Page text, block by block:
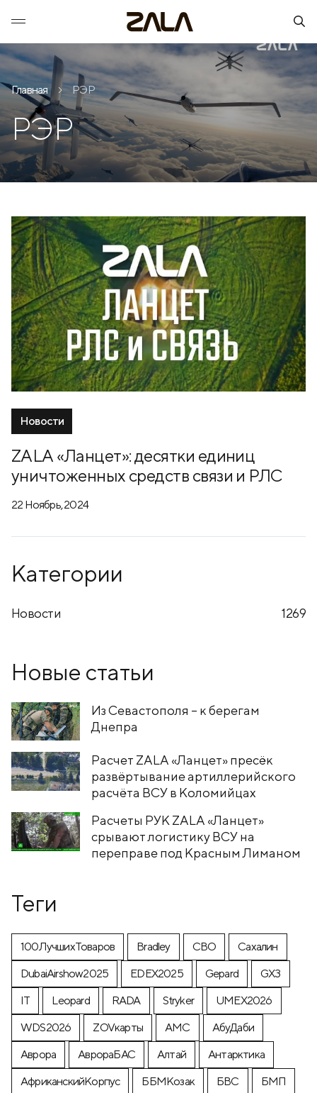
Главная РЭР
РЭР
Новости
ZALA «Ланцет»: десятки единиц
уничтоженных средств связи и РЛС
22 Ноябрь, 2024
Категории
Новости 1269
Новые статьи
Из Севастополя – к берегам
Днепра
Расчет ZALA «Ланцет» пресёк
развёртывание артиллерийского
расчёта ВСУ в Коломийцах
Расчеты РУК ZALA «Ланцет»
срывают логистику ВСУ на
переправе под Красным Лиманом
Теги
100ЛучшихТоваров Bradley CВО
Cахалин
DubaiAirshow2025
EDEX2025 Gepard
GX3
IT
Leopard RADA Stryker
UMEX2026
WDS2026
ZOVкарты АМС
АбуДаби
Аврора
АврораБАС Алтай
Антарктика
АфриканскийКорпус
ББМКозак БВС
БМП